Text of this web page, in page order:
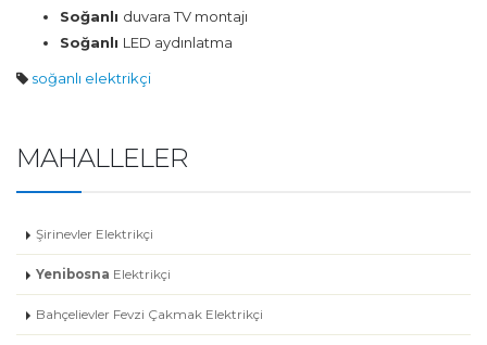
Soğanlı duvara TV montajı
Soğanlı LED aydınlatma
soğanlı elektrikçi
MAHALLELER
Şirinevler Elektrikçi
Yenibosna Elektrikçi
Bahçelievler Fevzi Çakmak Elektrikçi